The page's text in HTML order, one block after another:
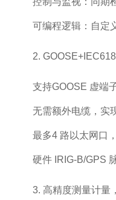
可编程逻辑：自定
2.
支持GOOSE 虚端
无需额外电缆，实
最多4 路以太网口
硬件 IRIG‑B/GPS
3. 高精度测量计量